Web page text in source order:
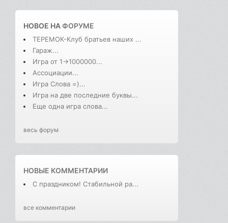
НОВОЕ НАФОРУМЕ
ТЕРЕМОК-Клуб братьев наших ...
Гараж...
Игра от 1->1000000...
Ассоциации...
Игра Слова =)...
Игра на две последние буквы...
Еще одна игра слова...
весь форум
НОВЫЕ КОММЕНТАРИИ
С праздником! Стабильной ра...
все комментарии